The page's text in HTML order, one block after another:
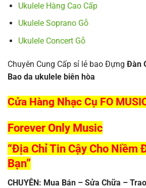
Ukulele Hàng Cao Cấp
Ukulele Soprano Gỗ
Ukulele Concert Gỗ
Chuyên Cung Cấp sỉ lẻ bao Đựng Đàn
Bao da ukulele biên hòa
Cửa Hàng Nhạc Cụ FO
Forever Only Music
“Địa Chỉ Tin Cậy Cho Niềm
Bạn”
CHUYÊN: Mua Bán – Sửa Chữa –